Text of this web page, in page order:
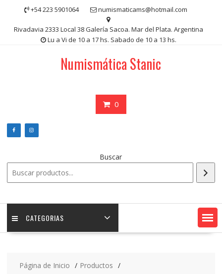
contenido
+54 223 5901064 numismaticams@hotmail.com
Rivadavia 2333 Local 38 Galería Sacoa. Mar del Plata. Argentina
Lu a Vi de 10 a 17 hs. Sabado de 10 a 13 hs.
Numismática Stanic
0
Buscar
CATEGORIAS
Página de Inicio
Productos